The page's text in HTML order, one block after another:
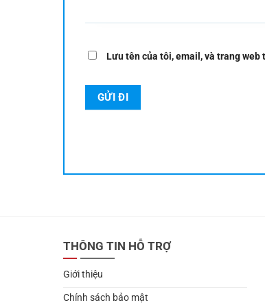
Lưu tên của tôi, email, và trang
THÔNG TIN HỖ TRỢ
Giới thiệu
Chính sách bảo mật